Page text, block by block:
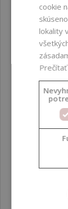
Farba
Funkcia
Fáza
Index
zložiek
cookie
lokality
Prečítať